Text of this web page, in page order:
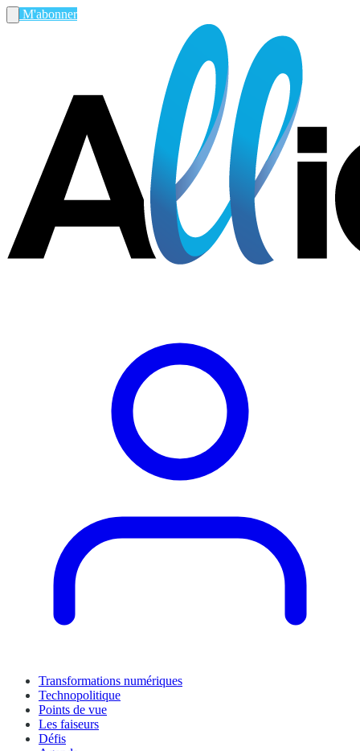
M'abonner
Transformations numériques
Technopolitique
Points de vue
Les faiseurs
Défis